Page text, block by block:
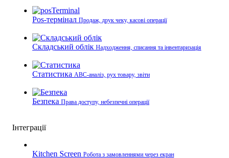
Pos-термінал Продаж, друк чеку, касові операції
Складський облік Надходження, списання та інвентаризація
Статистика ABC-аналіз, рух товару, звіти
Безпека Права доступу, небезпечні операції
Інтеграції
Kitchen Screen Робота з замовленнями через екран